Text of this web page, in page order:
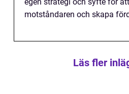
motståndaren och skapa
Läs fler